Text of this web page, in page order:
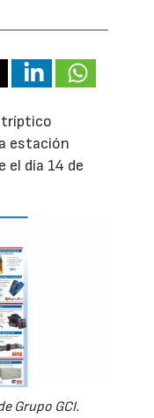
tríptico
estación
el día 14 de
Grupo GCI.